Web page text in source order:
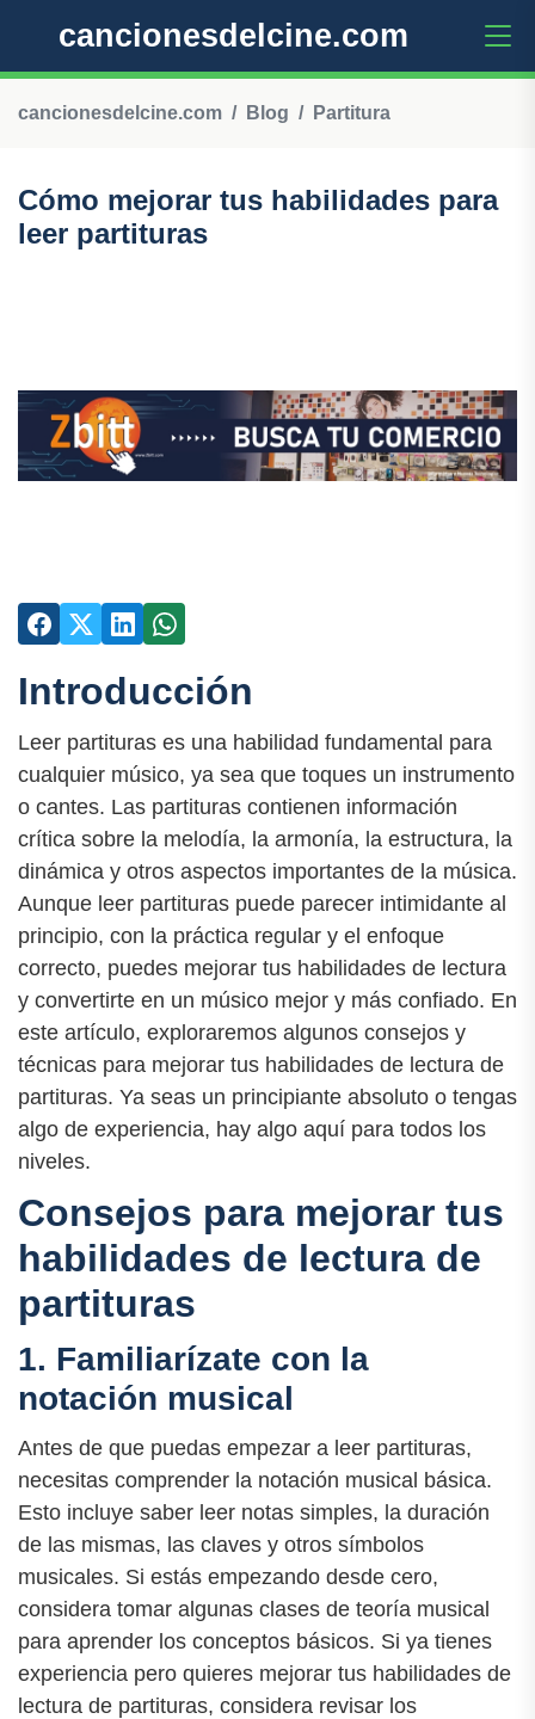
cancionesdelcine.com
cancionesdelcine.com Blog Partitura
Cómo mejorar tus habilidades para
leer partituras
Introducción
Leer partituras es una habilidad fundamental para
cualquier músico, ya sea que toques un instrumento
o cantes. Las partituras contienen información
crítica sobre la melodía, la armonía, la estructura, la
dinámica y otros aspectos importantes de la música.
Aunque leer partituras puede parecer intimidante al
principio, con la práctica regular y el enfoque
correcto, puedes mejorar tus habilidades de lectura
y convertirte en un músico mejor y más confiado. En
este artículo, exploraremos algunos consejos y
técnicas para mejorar tus habilidades de lectura de
partituras. Ya seas un principiante absoluto o tengas
algo de experiencia, hay algo aquí para todos los
niveles.
Consejos para mejorar tus
habilidades de lectura de
partituras
1. Familiarízate con la
notación musical
Antes de que puedas empezar a leer partituras,
necesitas comprender la notación musical básica.
Esto incluye saber leer notas simples, la duración
de las mismas, las claves y otros símbolos
musicales. Si estás empezando desde cero,
considera tomar algunas clases de teoría musical
para aprender los conceptos básicos. Si ya tienes
experiencia pero quieres mejorar tus habilidades de
lectura de partituras, considera revisar los